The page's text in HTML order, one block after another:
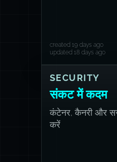
created 19 days ago
updated 18 days ago
SECURITY
संकट में कदम
कंटेनर, कैनरी और
करें